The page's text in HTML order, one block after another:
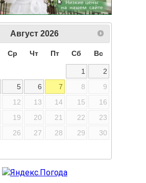
Август 2026
Ср Чт Пт Сб Вс
1
2
5 6 7 8
9
12 13 14 15
16
19 20 21 22
23
26 27 28 29
30